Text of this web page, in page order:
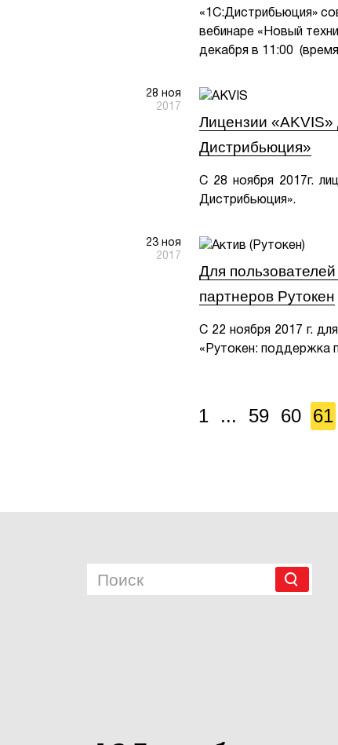
«1С:Дистрибьюция»
вебинаре «Новый
декабря в 11:00
28 ноя
2017
Лицензии «AKVIS»
Дистрибьюция»
С 28 ноября 2017г.
Дистрибьюция».
23 ноя
2017
Для
партнеров Рутокен
С 22 ноября 2017 г.
«Рутокен: поддержка
1 ... 59 60 61